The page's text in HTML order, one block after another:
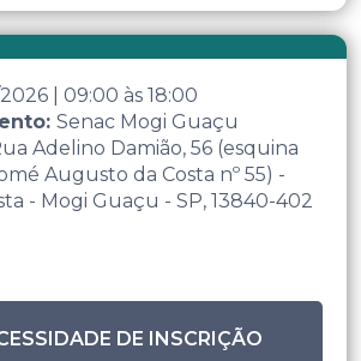
09:00 às 18:00
Senac Mogi Guaçu
Adelino Damião, 56 (esquina
Augusto da Costa nº 55) -
- Mogi Guaçu - SP, 13840-402
DE INSCRIÇÃO